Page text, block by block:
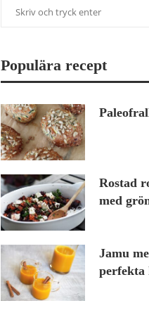
Populära recept
Rostad
med
Jamu
perfekta